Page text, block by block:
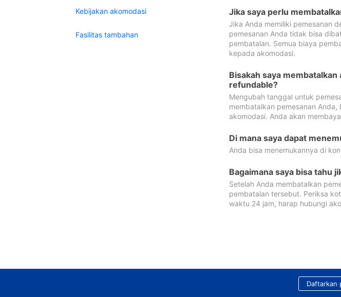
Kebijakan akomodasi
Fasilitas tambahan
Jika saya perlu
Jika Anda memiliki pemesanan
pemesanan Anda tidak bisa
pembatalan. Semua biaya
kepada akomodasi.
Bisakah saya
refundable?
Mengubah tanggal untuk
membatalkan pemesanan
akomodasi. Anda akan
Di mana saya dapat
Anda bisa menemukannya di
Bagaimana saya bisa tahu
Setelah Anda membatalkan
pembatalan tersebut. Periksa
waktu 24 jam, harap hubungi
Daftarkan